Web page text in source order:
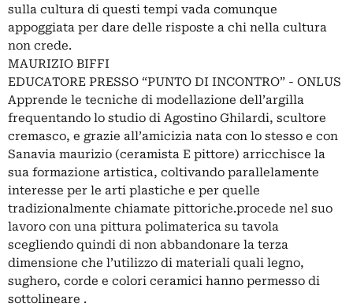
sulla cultura di questi tempi vada comunque
appoggiata per dare delle risposte a chi nella cultura
non crede.
MAURIZIO BIFFI
EDUCATORE PRESSO “PUNTO DI INCONTRO” - ONLUS
Apprende le tecniche di modellazione dell’argilla
frequentando lo studio di Agostino Ghilardi, scultore
cremasco, e grazie all’amicizia nata con lo stesso e con
Sanavia maurizio (ceramista E pittore) arricchisce la
sua formazione artistica, coltivando parallelamente
interesse per le arti plastiche e per quelle
tradizionalmente chiamate pittoriche.procede nel suo
lavoro con una pittura polimaterica su tavola
scegliendo quindi di non abbandonare la terza
dimensione che l’utilizzo di materiali quali legno,
sughero, corde e colori ceramici hanno permesso di
sottolineare .